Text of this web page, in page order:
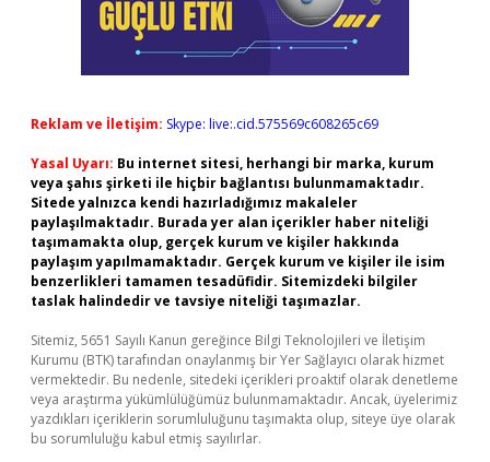
Reklam ve İletişim: Skype: live:.cid.575569c608265c69
Yasal Uyarı: Bu internet sitesi, herhangi bir marka, kurum
veya şahıs şirketi ile hiçbir bağlantısı bulunmamaktadır.
Sitede yalnızca kendi hazırladığımız makaleler
paylaşılmaktadır. Burada yer alan içerikler haber niteliği
taşımamakta olup, gerçek kurum ve kişiler hakkında
paylaşım yapılmamaktadır. Gerçek kurum ve kişiler ile isim
benzerlikleri tamamen tesadüfidir. Sitemizdeki bilgiler
taslak halindedir ve tavsiye niteliği taşımazlar.
Sitemiz, 5651 Sayılı Kanun gereğince Bilgi Teknolojileri ve İletişim
Kurumu (BTK) tarafından onaylanmış bir Yer Sağlayıcı olarak hizmet
vermektedir. Bu nedenle, sitedeki içerikleri proaktif olarak denetleme
veya araştırma yükümlülüğümüz bulunmamaktadır. Ancak, üyelerimiz
yazdıkları içeriklerin sorumluluğunu taşımakta olup, siteye üye olarak
bu sorumluluğu kabul etmiş sayılırlar.